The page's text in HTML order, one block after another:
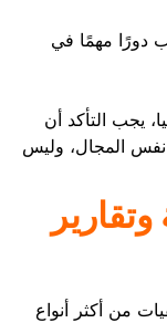
دورًا مهمًا في
يجب التأكد أن
المجال، وليس
من أكثر أنواع